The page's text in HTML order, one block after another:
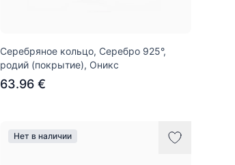
Серебряное кольцо, Серебро 925°,
родий (покрытие), Оникс
63.96 €
Нет в наличии